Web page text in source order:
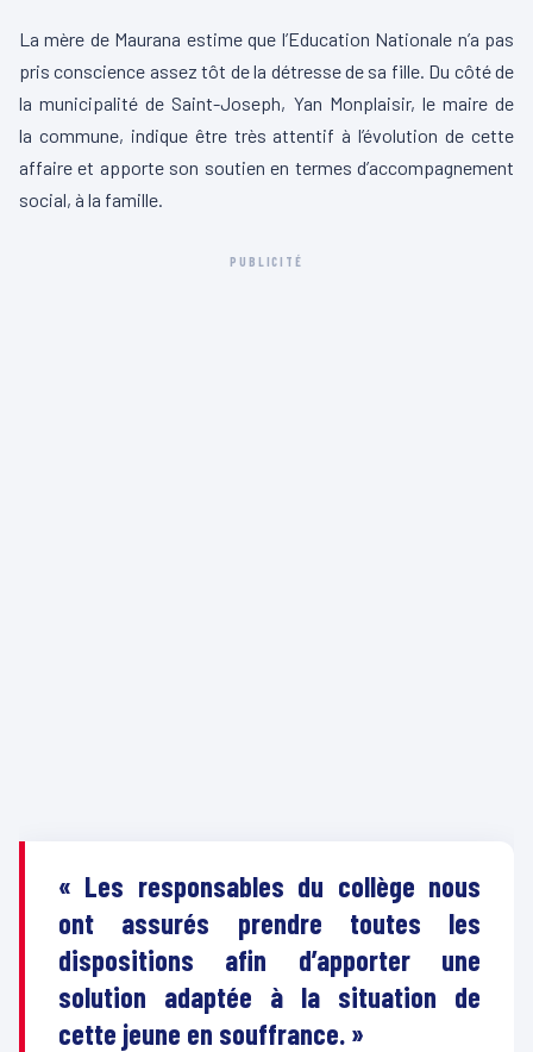
La mère de Maurana estime que l’Education Nationale n’a pas
pris conscience assez tôt de la détresse de sa fille. Du côté de
la municipalité de Saint-Joseph, Yan Monplaisir, le maire de
la commune, indique être très attentif à l’évolution de cette
affaire et apporte son soutien en termes d’accompagnement
social, à la famille.
PUBLICITÉ
« Les responsables du collège nous
ont assurés prendre toutes les
dispositions afin d’apporter une
solution adaptée à la situation de
cette jeune en souffrance. »